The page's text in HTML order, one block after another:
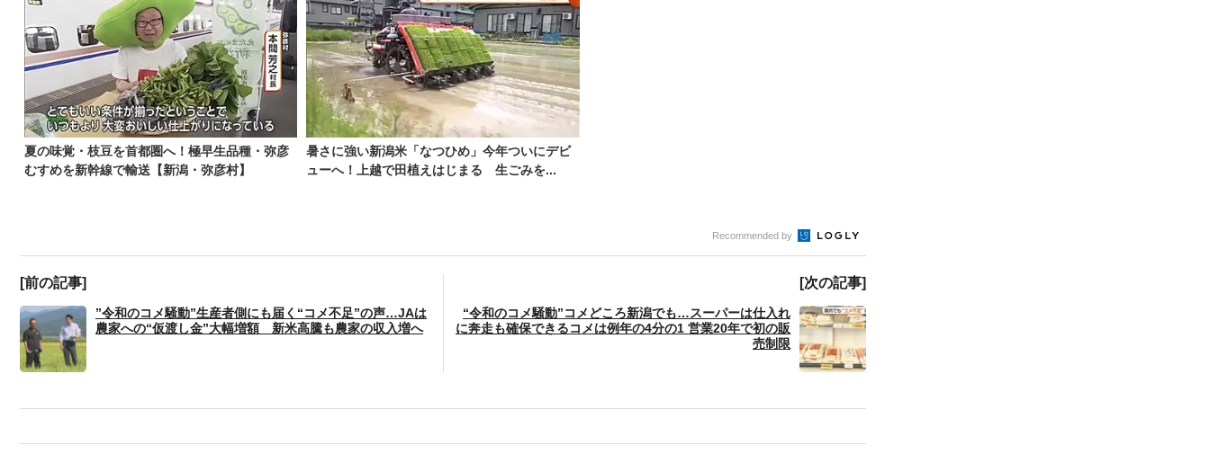
夏の味覚・枝豆を首都圏へ！極早生品種・弥彦
むすめを新幹線で輸送【新潟・弥彦村】
暑さに強い新潟米「なつひめ」今年ついにデビ
ューへ！上越で田植えはじまる 生ごみを...
Recommended by
[前の記事]
”令和のコメ騒動”生産者側にも届く“コメ不足”の声…JAは
農家への“仮渡し金”大幅増額 新米高騰も農家の収入増へ
[次の記事]
“令和のコメ騒動”コメどころ新潟でも…スーパーは仕入れ
に奔走も確保できるコメは例年の4分の1 営業20年で初の販
売制限